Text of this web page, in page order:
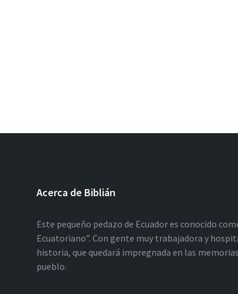
Acerca de Biblián
Este pequeño pedazo de Ecuador es conocido
Ecuatoriano”. Con gente muy trabajadora y
historia, que quedará impregnada en las
pueblo.